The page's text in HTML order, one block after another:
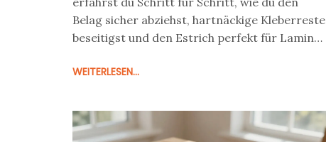
Belag sicher abziehst, hartnäckige Kleberreste
beseitigst und den Estrich perfekt für Laminat
WEITERLESEN...